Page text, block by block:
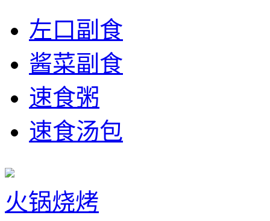
左口副食
酱菜副食
速食粥
速食汤包
火锅烧烤